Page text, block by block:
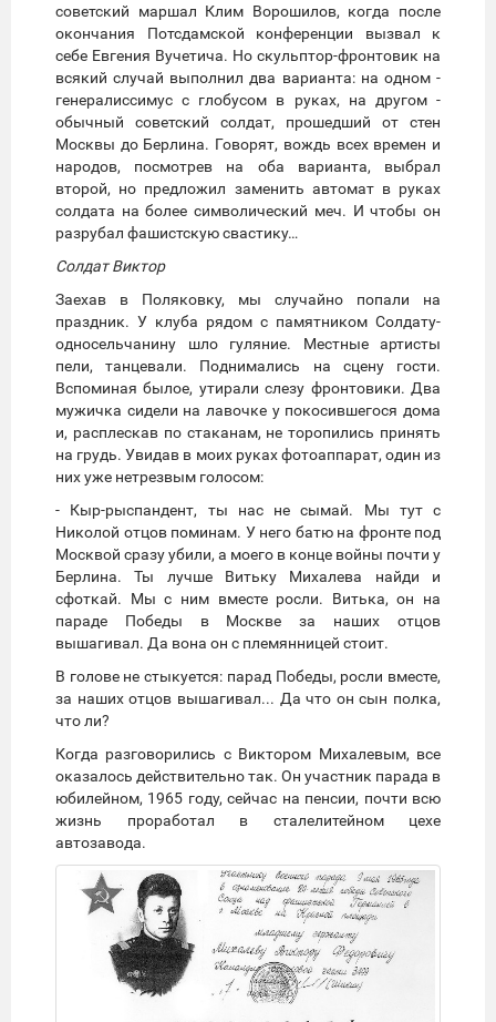
советский маршал Клим Ворошилов, когда после
окончания Потсдамской конференции вызвал к
себе Евгения Вучетича. Но скульптор-фронтовик на
всякий случай выполнил два варианта: на одном -
генералиссимус с глобусом в руках, на другом -
обычный советский солдат, прошедший от стен
Москвы до Берлина. Говорят, вождь всех времен и
народов, посмотрев на оба варианта, выбрал
второй, но предложил заменить автомат в руках
солдата на более символический меч. И чтобы он
разрубал фашистскую свастику…
Солдат Виктор
Заехав в Поляковку, мы случайно попали на
праздник. У клуба рядом с памятником Солдату-
односельчанину шло гуляние. Местные артисты
пели, танцевали. Поднимались на сцену гости.
Вспоминая былое, утирали слезу фронтовики. Два
мужичка сидели на лавочке у покосившегося дома
и, расплескав по стаканам, не торопились принять
на грудь. Увидав в моих руках фотоаппарат, один из
них уже нетрезвым голосом:
- Кыр-рыспандент, ты нас не сымай. Мы тут с
Николой отцов поминам. У него батю на фронте под
Москвой сразу убили, а моего в конце войны почти у
Берлина. Ты лучше Витьку Михалева найди и
сфоткай. Мы с ним вместе росли. Витька, он на
параде Победы в Москве за наших отцов
вышагивал. Да вона он с племянницей стоит.
В голове не стыкуется: парад Победы, росли вместе,
за наших отцов вышагивал... Да что он сын полка,
что ли?
Когда разговорились с Виктором Михалевым, все
оказалось действительно так. Он участник парада в
юбилейном, 1965 году, сейчас на пенсии, почти всю
жизнь проработал в сталелитейном цехе
автозавода.